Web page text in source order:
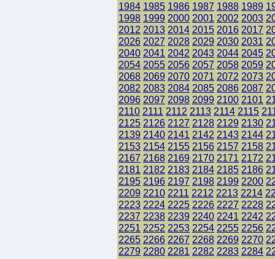
1984 1985 1986 1987 1988 1989
1998 1999 2000 2001 2002 2003
2012 2013 2014 2015 2016 2017
2026 2027 2028 2029 2030 2031
2040 2041 2042 2043 2044 2045
2054 2055 2056 2057 2058 2059
2068 2069 2070 2071 2072 2073
2082 2083 2084 2085 2086 2087
2096 2097 2098 2099 2100 2101
2110 2111 2112 2113 2114 2115
2125 2126 2127 2128 2129 2130
2139 2140 2141 2142 2143 2144
2153 2154 2155 2156 2157 2158
2167 2168 2169 2170 2171 2172
2181 2182 2183 2184 2185 2186
2195 2196 2197 2198 2199 2200
2209 2210 2211 2212 2213 2214
2223 2224 2225 2226 2227 2228
2237 2238 2239 2240 2241 2242
2251 2252 2253 2254 2255 2256
2265 2266 2267 2268 2269 2270
2279 2280 2281 2282 2283 2284